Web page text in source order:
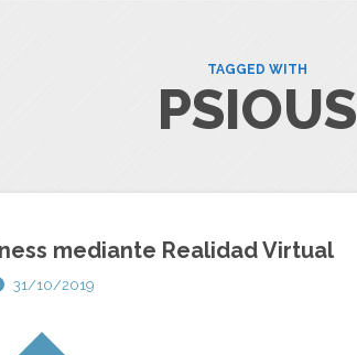
TAGGED WITH
PSIOUS
mediante Realidad Virtual
31/10/2019